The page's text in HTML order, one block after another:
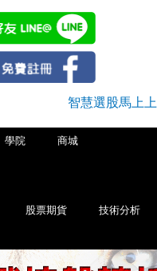
智慧選股馬上
學院 商城
股票期貨 技術分析